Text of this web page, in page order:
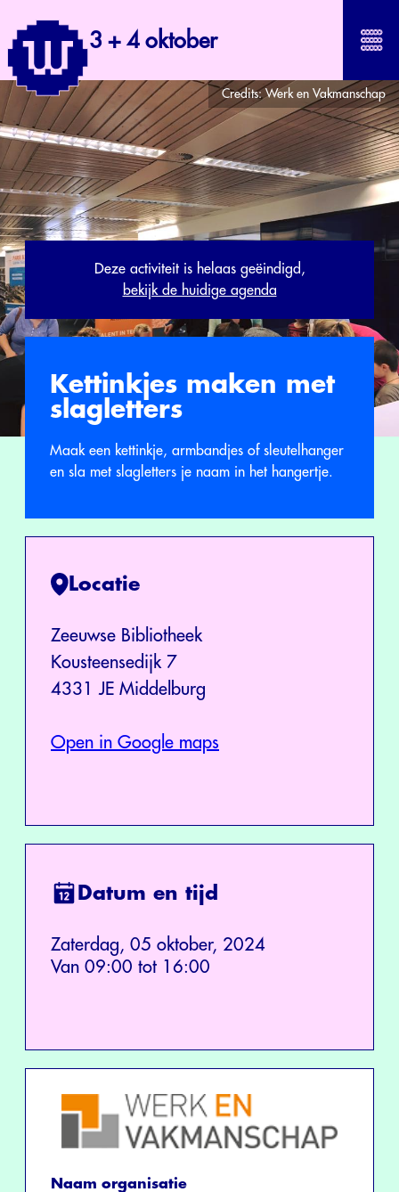
3 + 4 oktober
Credits: Werk en Vakmanschap
Deze activiteit is helaas geëindigd,
bekijk de huidige agenda
Kettinkjes maken met
slagletters
Maak een kettinkje, armbandjes of sleutelhanger
en sla met slagletters je naam in het hangertje.
Locatie
Zeeuwse Bibliotheek
Kousteensedijk 7
4331 JE Middelburg
Open in Google maps
Datum en tijd
Zaterdag, 05 oktober, 2024
Van 09:00 tot 16:00
Naam organisatie